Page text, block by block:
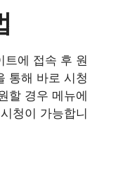
트에 접속 후 원
통해 바로 시청
할 경우 메뉴에
청이 가능합니